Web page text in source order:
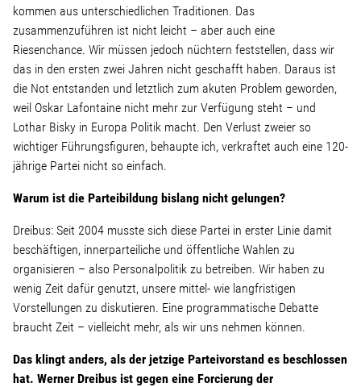
kommen aus unterschiedlichen Traditionen. Das
zusammenzuführen ist nicht leicht – aber auch eine
Riesenchance. Wir müssen jedoch nüchtern feststellen, dass wir
das in den ersten zwei Jahren nicht geschafft haben. Daraus ist
die Not entstanden und letztlich zum akuten Problem geworden,
weil Oskar Lafontaine nicht mehr zur Verfügung steht – und
Lothar Bisky in Europa Politik macht. Den Verlust zweier so
wichtiger Führungsfiguren, behaupte ich, verkraftet auch eine 120-
jährige Partei nicht so einfach.
Warum ist die Parteibildung bislang nicht gelungen?
Dreibus: Seit 2004 musste sich diese Partei in erster Linie damit
beschäftigen, innerparteiliche und öffentliche Wahlen zu
organisieren – also Personalpolitik zu betreiben. Wir haben zu
wenig Zeit dafür genutzt, unsere mittel- wie langfristigen
Vorstellungen zu diskutieren. Eine programmatische Debatte
braucht Zeit – vielleicht mehr, als wir uns nehmen können.
Das klingt anders, als der jetzige Parteivorstand es beschlossen
hat. Werner Dreibus ist gegen eine Forcierung der